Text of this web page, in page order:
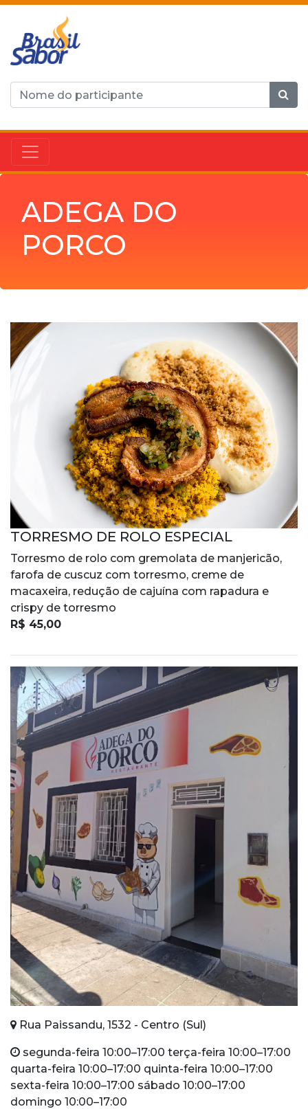
ADEGA DO
PORCO
TORRESMO DE ROLO ESPECIAL
Torresmo de rolo com gremolata de manjericão,
farofa de cuscuz com torresmo, creme de
macaxeira, redução de cajuína com rapadura e
crispy de torresmo
R$ 45,00
Rua Paissandu, 1532 - Centro (Sul)
segunda-feira 10:00–17:00 terça-feira 10:00–17:00
quarta-feira 10:00–17:00 quinta-feira 10:00–17:00
sexta-feira 10:00–17:00 sábado 10:00–17:00
domingo 10:00–17:00